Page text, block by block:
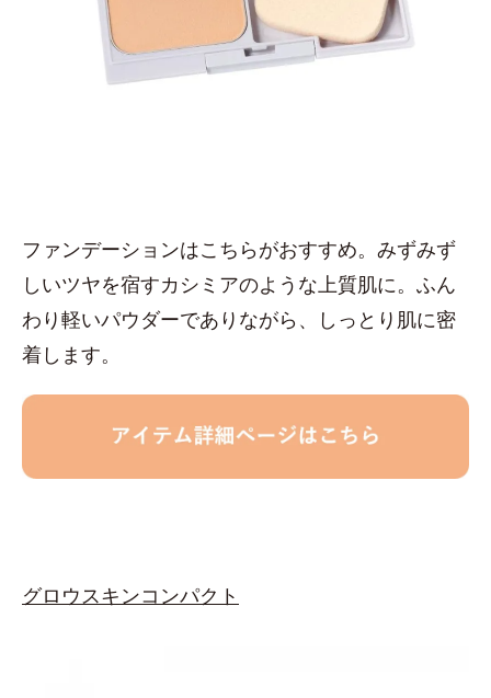
ファンデーションはこちらがおすすめ。みずみず
しいツヤを宿すカシミアのような上質肌に。ふん
わり軽いパウダーでありながら、しっとり肌に密
着します。
グロウスキンコンパクト